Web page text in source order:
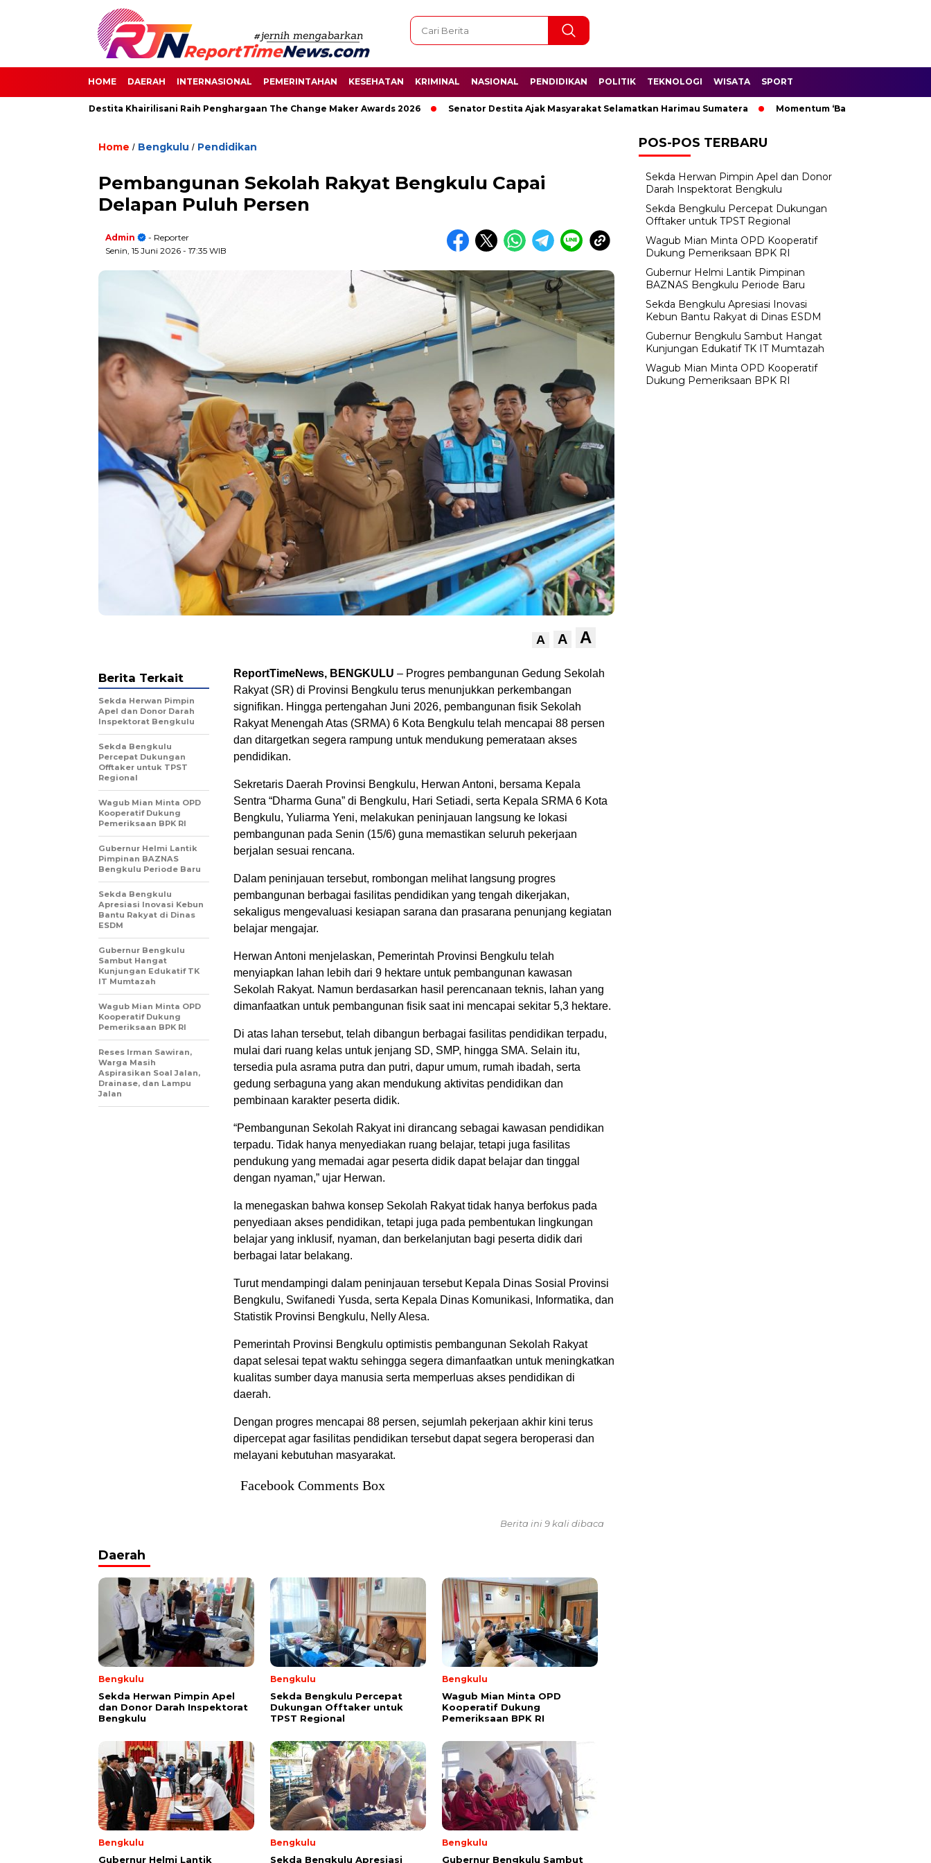
HOME DAERAH INTERNASIONAL PEMERINTAHAN KESEHATAN KRIMINAL NASIONAL PENDIDIKAN POLITIK TEKNOLOGI WISATA SPORT
Senayan, Destita Khairilisani Raih Penghargaan The Change Maker Awards 2026 Senator Destita Ajak Masyarakat Selamatkan Harimau Sumatera Momentum ‘Bantu Rakyat’: Wagub
Home / Bengkulu / Pendidikan
Pembangunan Sekolah Rakyat Bengkulu Capai
Delapan Puluh Persen
Admin
- Reporter
Senin, 15 Juni 2026 - 17:35 WIB
A A A
ReportTimeNews, BENGKULU – Progres pembangunan Gedung Sekolah
Rakyat (SR) di Provinsi Bengkulu terus menunjukkan perkembangan
signifikan. Hingga pertengahan Juni 2026, pembangunan fisik Sekolah
Rakyat Menengah Atas (SRMA) 6 Kota Bengkulu telah mencapai 88 persen
dan ditargetkan segera rampung untuk mendukung pemerataan akses
pendidikan.
Sekretaris Daerah Provinsi Bengkulu, Herwan Antoni, bersama Kepala
Sentra “Dharma Guna” di Bengkulu, Hari Setiadi, serta Kepala SRMA 6 Kota
Bengkulu, Yuliarma Yeni, melakukan peninjauan langsung ke lokasi
pembangunan pada Senin (15/6) guna memastikan seluruh pekerjaan
berjalan sesuai rencana.
Dalam peninjauan tersebut, rombongan melihat langsung progres
pembangunan berbagai fasilitas pendidikan yang tengah dikerjakan,
sekaligus mengevaluasi kesiapan sarana dan prasarana penunjang kegiatan
belajar mengajar.
Herwan Antoni menjelaskan, Pemerintah Provinsi Bengkulu telah
menyiapkan lahan lebih dari 9 hektare untuk pembangunan kawasan
Sekolah Rakyat. Namun berdasarkan hasil perencanaan teknis, lahan yang
dimanfaatkan untuk pembangunan fisik saat ini mencapai sekitar 5,3 hektare.
Di atas lahan tersebut, telah dibangun berbagai fasilitas pendidikan terpadu,
mulai dari ruang kelas untuk jenjang SD, SMP, hingga SMA. Selain itu,
tersedia pula asrama putra dan putri, dapur umum, rumah ibadah, serta
gedung serbaguna yang akan mendukung aktivitas pendidikan dan
pembinaan karakter peserta didik.
“Pembangunan Sekolah Rakyat ini dirancang sebagai kawasan pendidikan
terpadu. Tidak hanya menyediakan ruang belajar, tetapi juga fasilitas
pendukung yang memadai agar peserta didik dapat belajar dan tinggal
dengan nyaman,” ujar Herwan.
Ia menegaskan bahwa konsep Sekolah Rakyat tidak hanya berfokus pada
penyediaan akses pendidikan, tetapi juga pada pembentukan lingkungan
belajar yang inklusif, nyaman, dan berkelanjutan bagi peserta didik dari
berbagai latar belakang.
Turut mendampingi dalam peninjauan tersebut Kepala Dinas Sosial Provinsi
Bengkulu, Swifanedi Yusda, serta Kepala Dinas Komunikasi, Informatika, dan
Statistik Provinsi Bengkulu, Nelly Alesa.
Pemerintah Provinsi Bengkulu optimistis pembangunan Sekolah Rakyat
dapat selesai tepat waktu sehingga segera dimanfaatkan untuk meningkatkan
kualitas sumber daya manusia serta memperluas akses pendidikan di
daerah.
Dengan progres mencapai 88 persen, sejumlah pekerjaan akhir kini terus
dipercepat agar fasilitas pendidikan tersebut dapat segera beroperasi dan
melayani kebutuhan masyarakat.
Facebook Comments Box
Berita Terkait
Sekda Herwan Pimpin
Apel dan Donor Darah
Inspektorat Bengkulu
Sekda Bengkulu
Percepat Dukungan
Offtaker untuk TPST
Regional
Wagub Mian Minta OPD
Kooperatif Dukung
Pemeriksaan BPK RI
Gubernur Helmi Lantik
Pimpinan BAZNAS
Bengkulu Periode Baru
Sekda Bengkulu
Apresiasi Inovasi Kebun
Bantu Rakyat di Dinas
ESDM
Gubernur Bengkulu
Sambut Hangat
Kunjungan Edukatif TK
IT Mumtazah
Wagub Mian Minta OPD
Kooperatif Dukung
Pemeriksaan BPK RI
Reses Irman Sawiran,
Warga Masih
Aspirasikan Soal Jalan,
Drainase, dan Lampu
Jalan
Berita ini 9 kali dibaca
Daerah
Bengkulu
Sekda Herwan Pimpin Apel
dan Donor Darah Inspektorat
Bengkulu
Bengkulu
Sekda Bengkulu Percepat
Dukungan Offtaker untuk
TPST Regional
Bengkulu
Wagub Mian Minta OPD
Kooperatif Dukung
Pemeriksaan BPK RI
Bengkulu
Gubernur Helmi Lantik
Bengkulu
Sekda Bengkulu Apresiasi
Bengkulu
Gubernur Bengkulu Sambut
POS-POS TERBARU
Sekda Herwan Pimpin Apel dan Donor
Darah Inspektorat Bengkulu
Sekda Bengkulu Percepat Dukungan
Offtaker untuk TPST Regional
Wagub Mian Minta OPD Kooperatif
Dukung Pemeriksaan BPK RI
Gubernur Helmi Lantik Pimpinan
BAZNAS Bengkulu Periode Baru
Sekda Bengkulu Apresiasi Inovasi
Kebun Bantu Rakyat di Dinas ESDM
Gubernur Bengkulu Sambut Hangat
Kunjungan Edukatif TK IT Mumtazah
Wagub Mian Minta OPD Kooperatif
Dukung Pemeriksaan BPK RI